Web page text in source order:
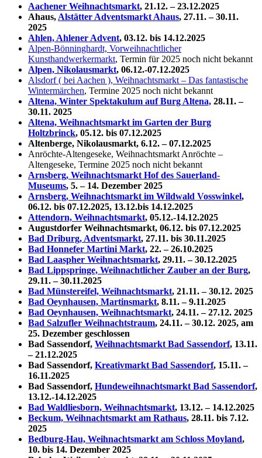
Aachener Weihnachtsmarkt, 21.12. – 23.12.2025
Ahaus, Alstätter Adventsmarkt Ahaus, 27.11. – 30.11.
2025
Ahlen, Ahlener Advent, 03.12. bis 14.12.2025
Alpen-Bönninghardt, Vorweihnachtlicher
Kunsthandwerkermarkt, Termin für 2025 noch nicht bekannt
Alpen, Nikolausmarkt, 06.12.-07.12.2025
Alsdorf ( bei Aachen ), Weihnachtsmarkt – Das fantastische
Wintermärchen, Termine 2025 noch nicht bekannt
Altena, Winter Spektakulum auf Burg Altena, 28.11. –
30.11. 2025
Altena, Weihnachtsmarkt im Garten der Burg
Holtzbrinck, 05.12. bis 07.12.2025
Altenberge, Nikolausmarkt, 6.12. – 07.12.2025
Anröchte-Altengeseke, Weihnachtsmarkt Anröchte –
Altengeseke, Termine 2025 noch nicht bekannt
Arnsberg, Weihnachtsmarkt Hof des Sauerland-
Museums, 5. – 14. Dezember 2025
Arnsberg, Weihnachtsmarkt im Wildwald Vosswinkel,
06.12. bis 07.12.2025, 13.12.bis 14.12.2025
Attendorn, Weihnachtsmarkt, 05.12.-14.12.2025
Augustdorfer Weihnachtsmarkt, 06.12. bis 07.12.2025
Bad Driburg, Adventsmarkt, 27.11. bis 30.11.2025
Bad Honnefer Martini Markt, 22. – 26.10.2025
Bad Laaspher Weihnachtsmarkt, 29.11. – 30.12.2025
Bad Lippspringe, Weihnachtlicher Zauber an der Burg,
29.11. – 30.11.2025
Bad Münstereifel, Weihnachtsmarkt, 21.11. – 30.12. 2025
Bad Oeynhausen, Martinsmarkt, 8.11. – 9.11.2025
Bad Oeynhausen, Weihnachtsmarkt, 24.11. – 27.12. 2025
Bad Salzufler Weihnachtstraum, 24.11. – 30.12. 2025, am
25. Dezember geschlossen
Bad Sassendorf, Weihnachtsmarkt Bad Sassendorf, 13.11.
– 21.12.2025
Bad Sassendorf, Kreativmarkt Bad Sassendorf, 15.11. –
16.11.2025
Bad Sassendorf, Hundeweihnachtsmarkt Bad Sassendorf,
13.12.-14.12.2025
Bad Waldliesborn, Weihnachtsmarkt, 13.12. – 14.12.2025
Beckum, Weihnachtsmarkt am Rathaus, 28.11. bis 7.12.
2025
Bedburg-Hau, Weihnachtsmarkt am Schloss Moyland,
10. bis 14. Dezember 2025